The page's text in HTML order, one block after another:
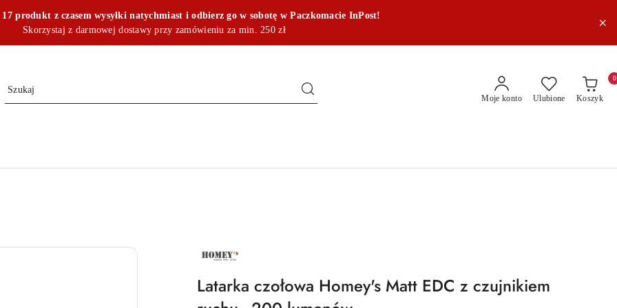
produkt z czasem wysyłki natychmiast i odbierz go w sobotę w Paczkomacie InPost!
Skorzystaj z darmowej dostawy przy zamówieniu za min. 250 zł
Moje konto Ulubione Koszyk
0
NAZWA
PRODUCENTA:
Latarka czołowa Homey's Matt EDC z czujnikiem